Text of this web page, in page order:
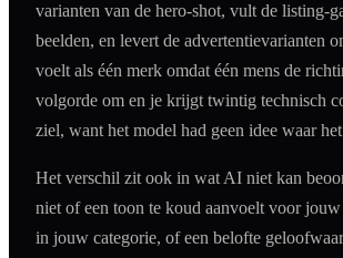
varianten van de hero-shot, vult de listing-
beelden, en levert de advertentievarianten
voelt als één merk omdat één mens de
volgorde om en je krijgt twintig technisch
ziel, want het model had geen idee waar
Het verschil zit ook in wat AI niet kan
niet of een toon te koud aanvoelt voor
in jouw categorie, of een belofte